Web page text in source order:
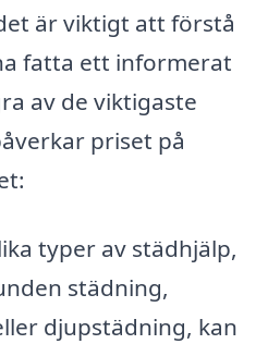
är viktigt att förstå
fatta ett informerat
av de viktigaste
priset på
typer av städhjälp,
städning,
djupstädning, kan